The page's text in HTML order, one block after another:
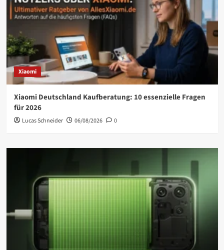
Xiaomi
Xiaomi Deutschland Kaufberatung: 10 essenzielle Fragen
für 2026
Lucas Schneider 06/08/2026 0